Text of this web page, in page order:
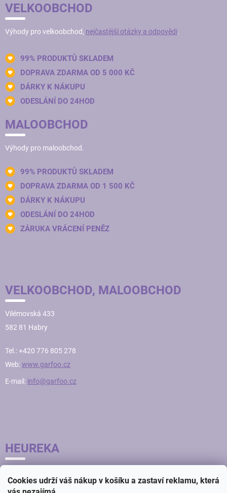
Cookies udrží váš nákup v košíku a zastaví reklamu, která
VELKOOBCHOD
Výhody pro velkoobchod, nejčastější otázky a odpovědi.
99% PRODUKTŮ SKLADEM
DOPRAVA ZDARMA OD 5 000 KČ
DÁRKY K NÁKUPU
ODESLÁNÍ DO 24HOD
MALOOBCHOD
Výhody pro maloobchod.
99% PRODUKTŮ SKLADEM
DOPRAVA ZDARMA OD 1 500 KČ
DÁRKY K NÁKUPU
ODESLÁNÍ DO 24HOD
ZÁRUKA VRÁCENÍ PENĚZ
VELKOOBCHOD, MALOOBCHOD
Vilémovská 433
582 81 Habry
Tel.: +420 776 805 278
Web:www.garfoo.cz
E-mail: info@garfoo.cz
HEUREKA